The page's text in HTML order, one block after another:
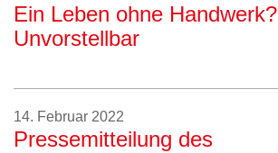
Ein Leben ohne Handwerk?
Unvorstellbar
14. Februar 2022
Pressemitteilung des